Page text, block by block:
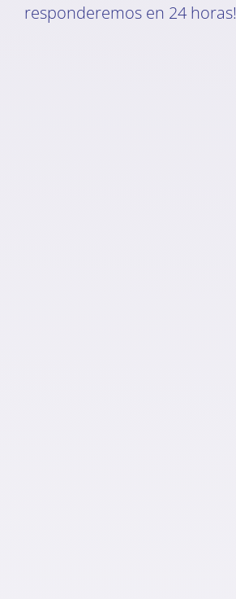
responderemos en 24 horas!